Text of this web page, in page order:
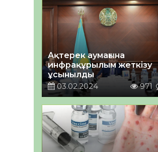
Ақтерек аумағына
инфрақұрылым жеткізу
ұсынылды
03.02.2024
971